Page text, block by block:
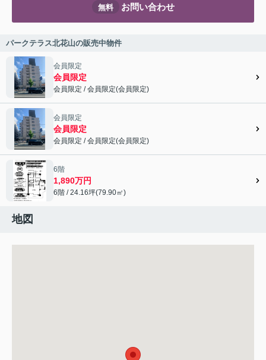
無料 お問い合わせ
パークテラス北花山の販売中物件
会員限定">
会員限定
会員限定
会員限定 /会員限定(会員限定)
会員限定">
会員限定
会員限定
会員限定 /会員限定(会員限定)
6階
1,890万円
6階 / 24.16坪(79.90㎡)
地図